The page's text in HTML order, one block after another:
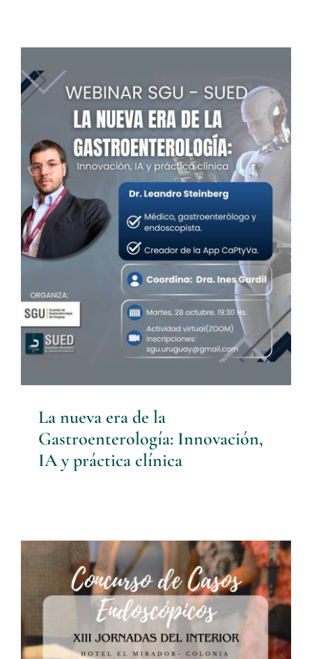
La nueva era de la
Gastroenterología:
Innovación, IA y práctica
clínica
Conferencias
La nueva era de la
Gastroenterología: Innovación,
IA y práctica clínica